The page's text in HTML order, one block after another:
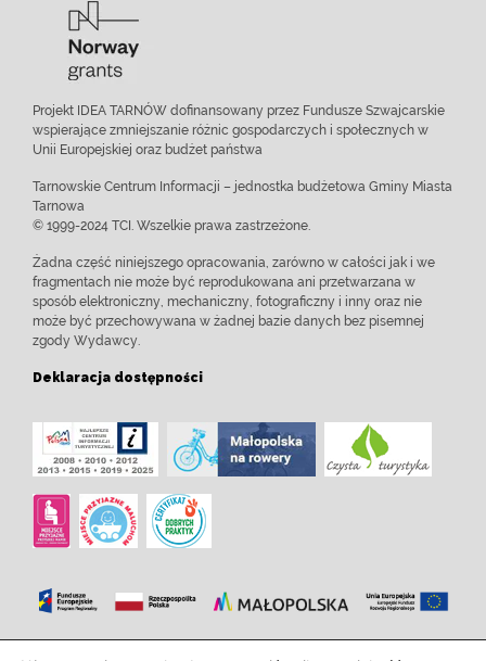
Projekt IDEA TARNÓW dofinansowany przez Fundusze Szwajcarskie
wspierające zmniejszanie różnic gospodarczych i społecznych w
Unii Europejskiej oraz budżet państwa
Tarnowskie Centrum Informacji – jednostka budżetowa Gminy Miasta
Tarnowa
© 1999-2024 TCI. Wszelkie prawa zastrzeżone.
Żadna część niniejszego opracowania, zarówno w całości jak i we
fragmentach nie może być reprodukowana ani przetwarzana w
sposób elektroniczny, mechaniczny, fotograficzny i inny oraz nie
może być przechowywana w żadnej bazie danych bez pisemnej
zgody Wydawcy.
Deklaracja dostępności